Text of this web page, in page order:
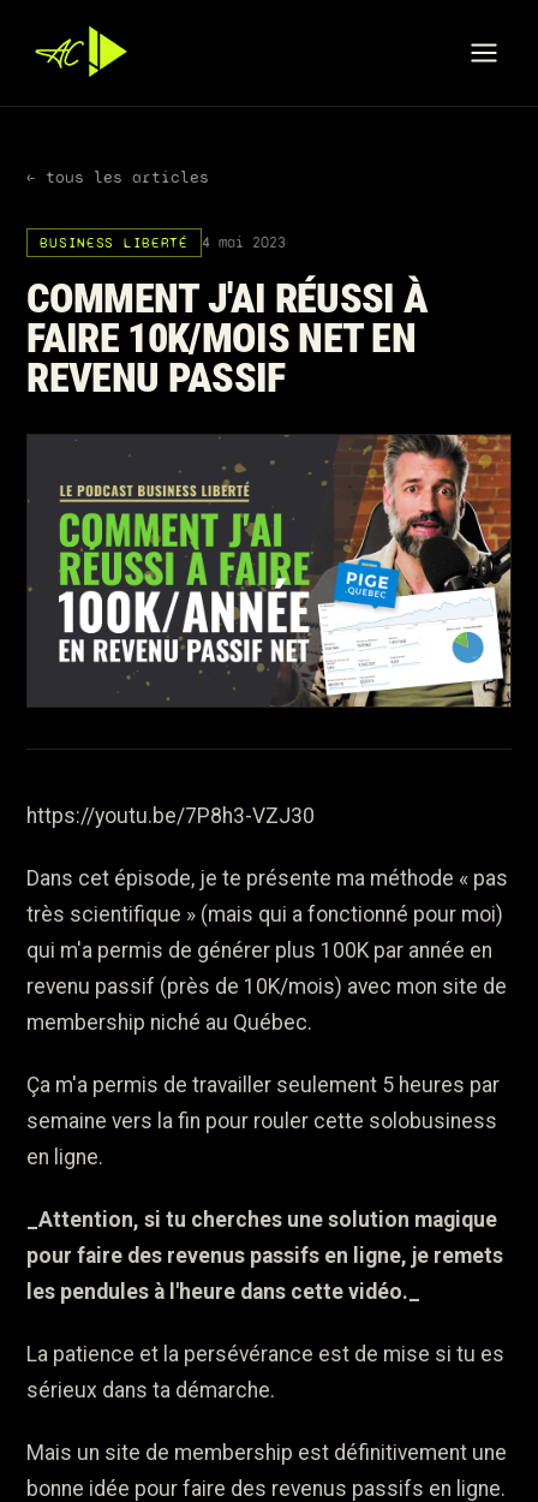
← tous les articles
BUSINESS LIBERTÉ 4 mai 2023
COMMENT J'AI RÉUSSI À
FAIRE 10K/MOIS NET EN
REVENU PASSIF
https://youtu.be/7P8h3-VZJ30
Dans cet épisode, je te présente ma méthode « pas
très scientifique » (mais qui a fonctionné pour moi)
qui m'a permis de générer plus 100K par année en
revenu passif (près de 10K/mois) avec mon site de
membership niché au Québec.
Ça m'a permis de travailler seulement 5 heures par
semaine vers la fin pour rouler cette solobusiness
en ligne.
_Attention, si tu cherches une solution magique
pour faire des revenus passifs en ligne, je remets
les pendules à l'heure dans cette vidéo._
La patience et la persévérance est de mise si tu es
sérieux dans ta démarche.
Mais un site de membership est définitivement une
bonne idée pour faire des revenus passifs en ligne.